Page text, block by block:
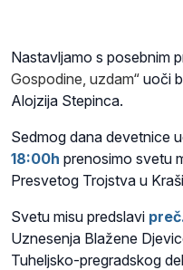
Nastavljamo s posebnim
Gospodine, uzdam“ uoči
Alojzija Stepinca.
Sedmog dana devetnice
18:00h prenosimo svetu
Presvetog Trojstva u
Svetu misu predslavi
Uznesenja Blažene
Tuheljsko-pregradskog